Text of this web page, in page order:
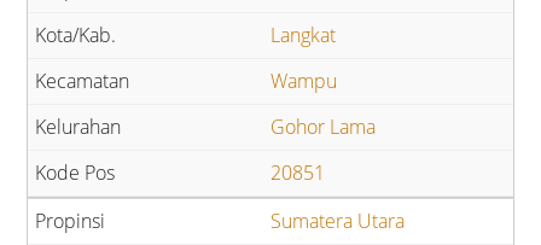
Langkat
Wampu
Gohor Lama
20851
Sumatera Utara